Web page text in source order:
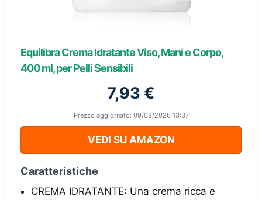
Equilibra Crema Idratante Viso, Mani e Corpo,
400 ml, per Pelli Sensibili
7,93 €
Prezzo aggiornato: 09/08/2026 13:37
VEDI SU AMAZON
Caratteristiche
CREMA IDRATANTE: Una crema ricca e